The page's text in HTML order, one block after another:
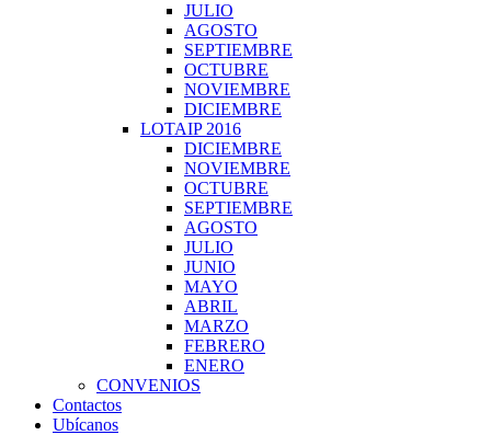
JULIO
AGOSTO
SEPTIEMBRE
OCTUBRE
NOVIEMBRE
DICIEMBRE
LOTAIP 2016
DICIEMBRE
NOVIEMBRE
OCTUBRE
SEPTIEMBRE
AGOSTO
JULIO
JUNIO
MAYO
ABRIL
MARZO
FEBRERO
ENERO
CONVENIOS
Contactos
Ubícanos